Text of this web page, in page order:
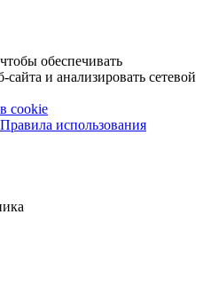
обеспечивать
и анализировать сетевой
cookie
Правила использования